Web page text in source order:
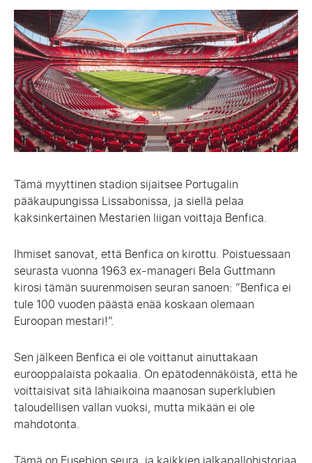
Tämä myyttinen stadion sijaitsee Portugalin
pääkaupungissa Lissabonissa, ja siellä pelaa
kaksinkertainen Mestarien liigan voittaja Benfica.
Ihmiset sanovat, että Benfica on kirottu. Poistuessaan
seurasta vuonna 1963 ex-manageri Bela Guttmann
kirosi tämän suurenmoisen seuran sanoen: ”Benfica ei
tule 100 vuoden päästä enää koskaan olemaan
Euroopan mestari!”.
Sen jälkeen Benfica ei ole voittanut ainuttakaan
eurooppalaista pokaalia. On epätodennäköistä, että he
voittaisivat sitä lähiaikoina maanosan superklubien
taloudellisen vallan vuoksi, mutta mikään ei ole
mahdotonta.